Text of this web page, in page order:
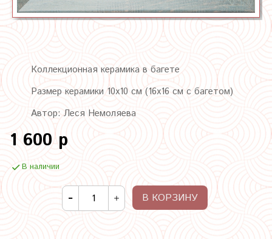
Коллекционная керамика в багете
Размер керамики 10х10 см (16х16 см с багетом)
Автор: Леся Немоляева
1 600 р
В наличии
В КОРЗИНУ